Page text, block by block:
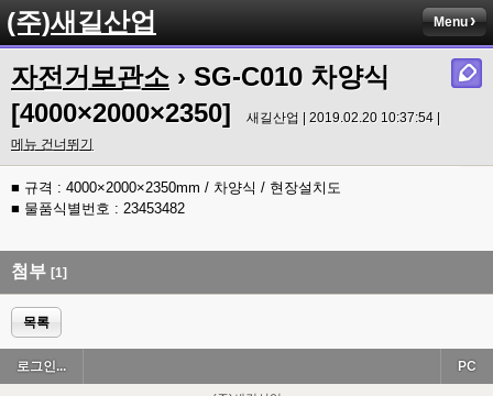
(주)새길산업 Menu
자전거보관소 › SG-C010 차양식
[4000×2000×2350]
새길산업 | 2019.02.20 10:37:54 |
메뉴 건너뛰기
■ 규격 : 4000×2000×2350mm / 차양식 / 현장설치도
■ 물품식별번호 : 23453482
첨부 [1]
목록
로그인... PC